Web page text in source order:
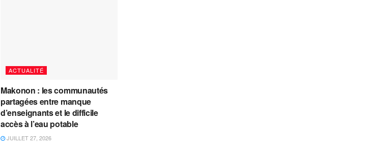
ACTUALITÉ
Makonon : les communautés
partagées entre manque
d’enseignants et le difficile
accès à l’eau potable
JUILLET 27, 2026